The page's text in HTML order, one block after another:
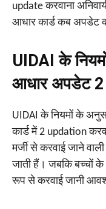
update करवाना
आधार कार्ड कब अपडेट
UIDAI के
आधार अपडेट 2
UIDAI के नियमों के
कार्ड में 2 updation
मर्जी से करवाई जाने
जाती हैं। जबकि बच्चों के
रूप से करवाई जानी